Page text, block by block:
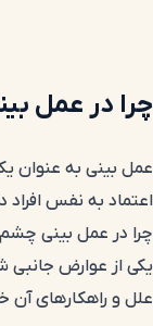
چرا در عمل
عمل بینی به عنوان
اعتماد به نفس افراد
چرا در عمل بینی
یکی از عوارض جانبی
علل و راهکارهای آن